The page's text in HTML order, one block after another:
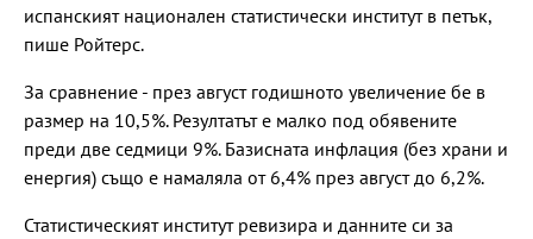
испанският национален статистически институт в петък,
пише Ройтерс.
За сравнение - през август годишното увеличение бе в
размер на 10,5%. Резултатът е малко под обявените
преди две седмици 9%. Базисната инфлация (без храни и
енергия) също е намаляла от 6,4% през август до 6,2%.
Статистическият институт ревизира и данните си за